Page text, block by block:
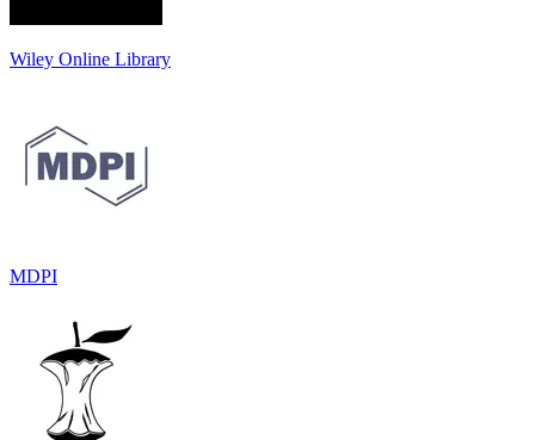
Wiley Online Library
MDPI